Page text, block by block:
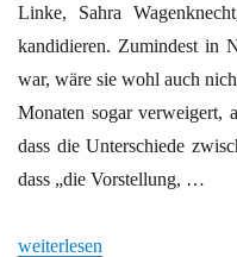
Linke, Sahra
kandidieren. Zumindest in
war, wäre sie wohl auch
Monaten sogar verweigert,
dass die Unterschiede
dass „die Vorstellung, …
„Wagenknecht-Rückzug:
weiterlesen